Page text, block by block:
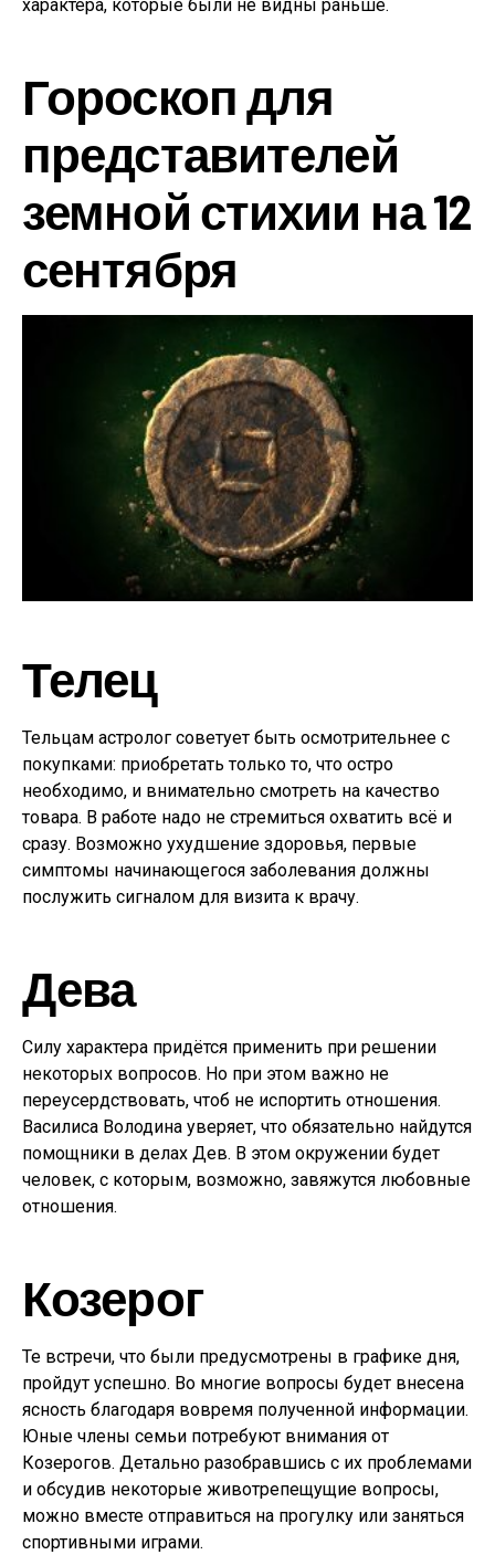
характера, которые были не видны раньше.
Гороскоп для
представителей
земной стихии на 12
сентября
Телец
Тельцам астролог советует быть осмотрительнее с
покупками: приобретать только то, что остро
необходимо, и внимательно смотреть на качество
товара. В работе надо не стремиться охватить всё и
сразу. Возможно ухудшение здоровья, первые
симптомы начинающегося заболевания должны
послужить сигналом для визита к врачу.
Дева
Силу характера придётся применить при решении
некоторых вопросов. Но при этом важно не
переусердствовать, чтоб не испортить отношения.
Василиса Володина уверяет, что обязательно найдутся
помощники в делах Дев. В этом окружении будет
человек, с которым, возможно, завяжутся любовные
отношения.
Козерог
Те встречи, что были предусмотрены в графике дня,
пройдут успешно. Во многие вопросы будет внесена
ясность благодаря вовремя полученной информации.
Юные члены семьи потребуют внимания от
Козерогов. Детально разобравшись с их проблемами
и обсудив некоторые животрепещущие вопросы,
можно вместе отправиться на прогулку или заняться
спортивными играми.